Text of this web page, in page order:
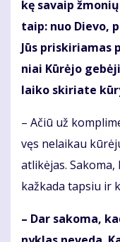
kę sa­vaip
taip: nuo Die­vo,
Jūs
niai Kū­rė­jo
lai­ko ski­ria­te
– Ačiū už
vęs ne­lai­kau
at­li­kė­jas.
kaž­ka­da tap­siu ir
– Dar sa­ko­ma,